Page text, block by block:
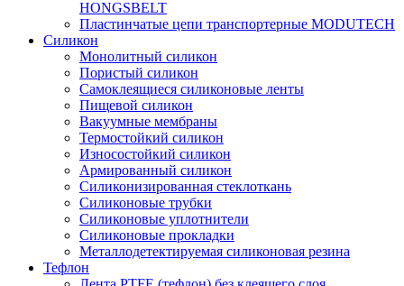
HONGSBELT
Пластинчатые цепи транспортерные MODUTECH
Силикон
Монолитный силикон
Пористый силикон
Самоклеящиеся силиконовые ленты
Пищевой силикон
Вакуумные мембраны
Термостойкий силикон
Износостойкий силикон
Армированный силикон
Силиконизированная стеклоткань
Силиконовые трубки
Силиконовые уплотнители
Силиконовые прокладки
Металлодетектируемая силиконовая резина
Тефлон